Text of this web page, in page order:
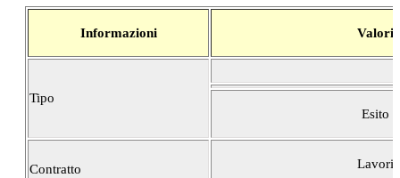
Informazioni Valori
Tipo
Esito
Contratto Lavori